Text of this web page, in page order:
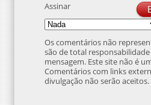
Assinar
Os comentários não
são de total
mensagem. Este site não é
Comentários com links
divulgação não serão aceitos.